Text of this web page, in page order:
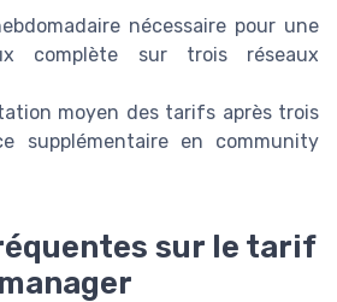
nécessaire pour une
complète sur trois réseaux
moyen des tarifs après trois
supplémentaire en community
sur le tarif